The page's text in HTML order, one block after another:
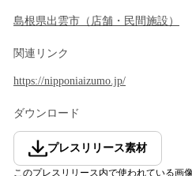
島根県出雲市 （ 店舗・民間施設 ）
関連リンク
https://nipponiaizumo.jp/
ダウンロード
プレスリリース素材
このプレスリリース内で使われている画